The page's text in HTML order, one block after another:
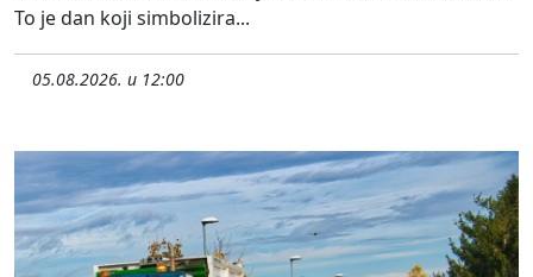
To je dan koji simbolizira...
05.08.2026. u 12:00